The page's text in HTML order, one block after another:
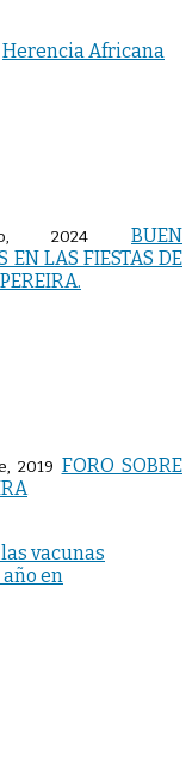
Herencia Africana
2024
BUEN
EN LAS FIESTAS DE
2019 FORO SOBRE
vacunas
en